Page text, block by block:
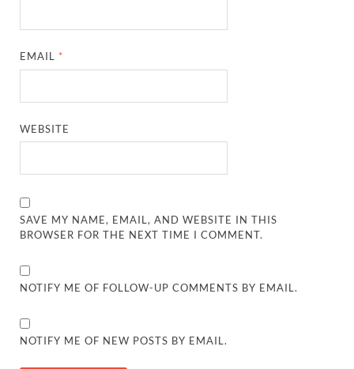
EMAIL *
WEBSITE
SAVE MY NAME, EMAIL, AND WEBSITE IN THIS
BROWSER FOR THE NEXT TIME I COMMENT.
NOTIFY ME OF FOLLOW-UP COMMENTS BY EMAIL.
NOTIFY ME OF NEW POSTS BY EMAIL.